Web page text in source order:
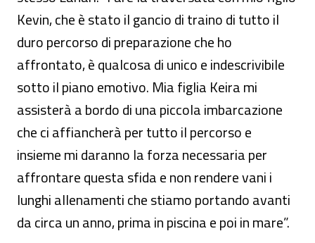
Kevin, che è stato il gancio di traino di tutto il
duro percorso di preparazione che ho
affrontato, è qualcosa di unico e indescrivibile
sotto il piano emotivo. Mia figlia Keira mi
assisterà a bordo di una piccola imbarcazione
che ci affiancherà per tutto il percorso e
insieme mi daranno la forza necessaria per
affrontare questa sfida e non rendere vani i
lunghi allenamenti che stiamo portando avanti
da circa un anno, prima in piscina e poi in mare”.